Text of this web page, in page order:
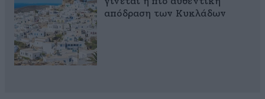
απόδραση των Κυκλάδων